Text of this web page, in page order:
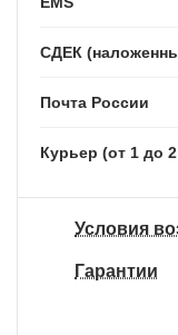
СДЕК
Почта России
Курьер (от 1 до
Условия
Гарантии